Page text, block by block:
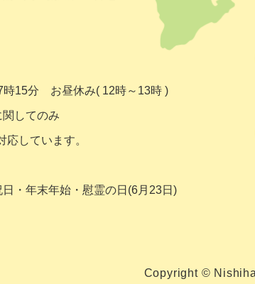
時15分 お昼休み( 12時～13時 )
してのみ
しています。
・年末年始・ 慰霊の日(6月23日)
Copyright ©